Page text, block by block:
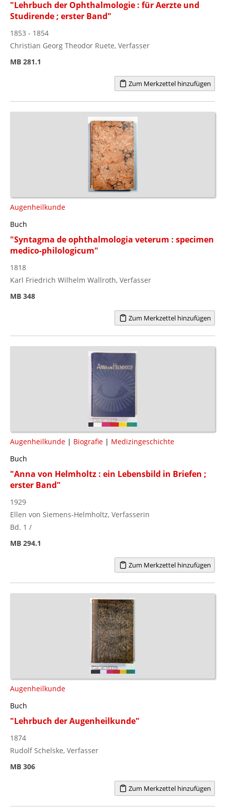
"Lehrbuch der Ophthalmologie : für Aerzte und
Studirende ; erster Band"
1853 - 1854
Christian Georg Theodor Ruete, Verfasser
MB 281.1
Zum Merkzettel hinzufügen
Augenheilkunde
Buch
"Syntagma de ophthalmologia veterum : specimen
medico-philologicum"
1818
Karl Friedrich Wilhelm Wallroth, Verfasser
MB 348
Zum Merkzettel hinzufügen
Augenheilkunde | Biografie | Medizingeschichte
Buch
"Anna von Helmholtz : ein Lebensbild in Briefen ;
erster Band"
1929
Ellen von Siemens-Helmholtz, Verfasserin
Bd. 1 /
MB 294.1
Zum Merkzettel hinzufügen
Augenheilkunde
Buch
"Lehrbuch der Augenheilkunde"
1874
Rudolf Schelske, Verfasser
MB 306
Zum Merkzettel hinzufügen